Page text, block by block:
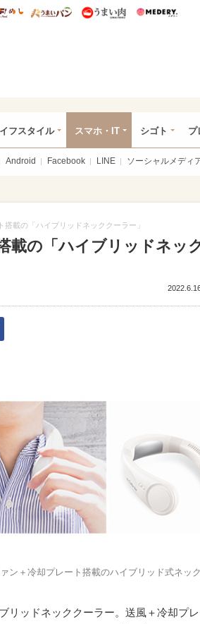
ィズニー特集
うまいめし うまいパン うまい肉
フスタイル スマホ・IT シゴト プ
Android Facebook LINE ソーシャルメディ
搭載の「ハイブリッドネッククーラー」
載の「ハイブリッドネッ
ン＋冷却プレート搭載のハイブリッド式ネッ
リッドネッククーラー。送風＋冷却プ